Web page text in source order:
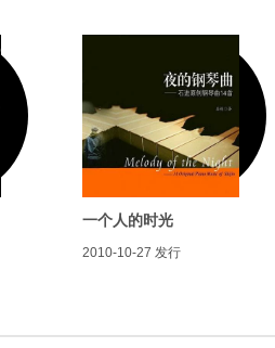
一个人的时光
2010-10-27 发行